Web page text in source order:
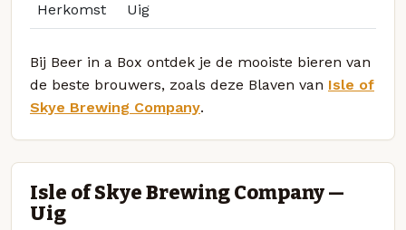
Herkomst Uig
Bij Beer in a Box ontdek je de mooiste bieren van
de beste brouwers, zoals deze Blaven van Isle of
Skye Brewing Company.
Isle of Skye Brewing Company —
Uig